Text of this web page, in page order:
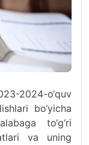
2024-o‘quv
bo‘yicha
to‘g‘ri
va uning